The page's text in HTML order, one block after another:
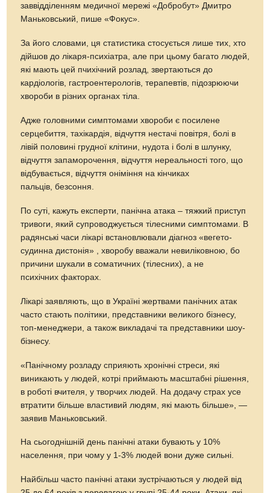
заввідділенням медичної мережі «Добробут» Дмитро
Маньковський, пише «Фокус».
За його словами, ця статистика стосується лише тих, хто
дійшов до лікаря-психіатра, але при цьому багато людей,
які мають цей пчихічний розлад, звертаються до
кардіологів, гастроентерологів, терапевтів, підозрюючи
хвороби в різних органах тіла.
Адже головними симптомами хвороби є посилене
серцебиття, тахікардія, відчуття нестачі повітря, болі в
лівій половині грудної клітини, нудота і болі в шлунку,
відчуття запаморочення, відчуття нереальності того, що
відбувається, відчуття оніміння на кінчиках
пальців, безсоння.
По суті, кажуть експерти, панічна атака – тяжкий приступ
тривоги, який супроводжується тілесними симптомами. В
радянські часи лікарі встановлювали діагноз «вегето-
судинна дистонія» , хворобу вважали невиліковною, бо
причини шукали в соматичних (тілесних), а не
психічних факторах.
Лікарі заявляють, що в Україні жертвами панічних атак
часто стають політики, представники великого бізнесу,
топ-менеджери, а також викладачі та представники шоу-
бізнесу.
«Панічному розладу сприяють хронічні стреси, які
виникають у людей, котрі приймають масштабні рішення,
в роботі вчителя, у творчих людей. На додачу страх усе
втратити більше властивий людям, які мають більше», —
заявив Маньковський.
На сьогоднішній день панічні атаки бувають у 10%
населення, при чому у 1-3% людей вони дуже сильні.
Найбільш часто панічні атаки зустрічаються у людей від